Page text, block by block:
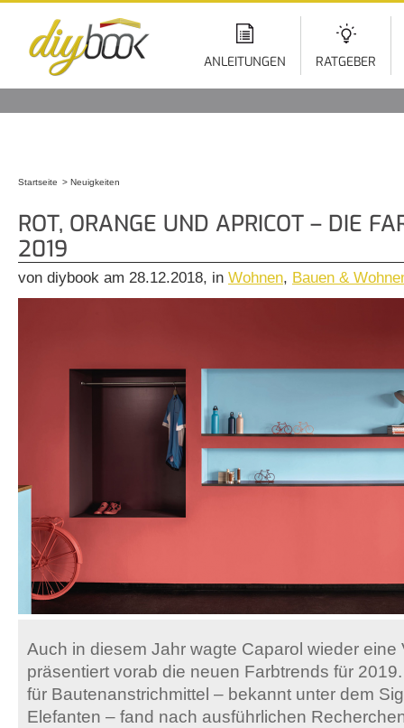
ANLEITUNGEN RATGEBER
Startseite Neuigkeiten
ROT, ORANGE UND APRICOT – DIE
2019
von diybook am 28.12.2018, in Wohnen, Bauen &
Auch in diesem Jahr wagte Caparol wieder eine
präsentiert vorab die neuen Farbtrends für
für Bautenanstrichmittel – bekannt unter dem
Elefanten – fand nach ausführlichen